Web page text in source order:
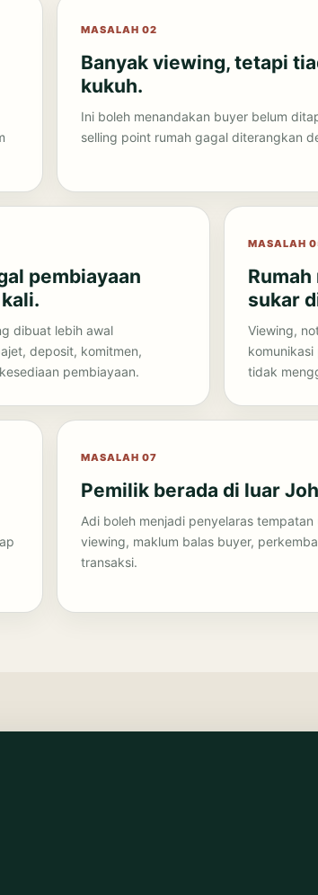
MASALAH 02
Banyak viewing, tetapi
kukuh.
Ini boleh menandakan buyer belum
selling point rumah gagal diterangkan
pembiayaan
dibuat lebih awal
deposit, komitmen,
pembiayaan.
MASALAH
sukar
Viewing,
komunikasi
tidak
MASALAH 07
Pemilik berada di luar
Adi boleh menjadi penyelaras
viewing, maklum balas buyer,
transaksi.